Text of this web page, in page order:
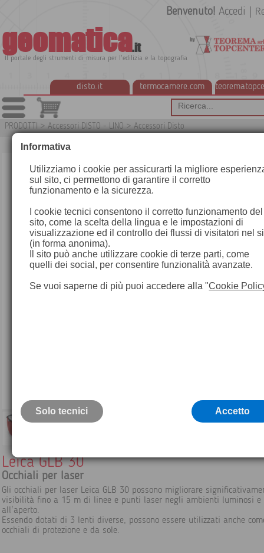
geomatica.it
Il portale degli strumenti di misura per l'edilizia e la topografia
disto.it termocamere.com
Benvenuto! Accedi
PRODOTTI > Accessori DISTO - LINO > Accessori Disto
Leica GLB 30
Occhiali per laser
Gli occhiali per laser Leica GLB 30 possono migliorare
visibilità fino a 15 m di linee e punti laser negli ambienti luminosi e
all'aperto.
Essendo dotati di 3 lenti diverse, possono essere utilizzati anche
occhiali di protezione e da sole.
Informativa
Utilizziamo i cookie per assicurarti la migliore
sul sito, ci permettono di garantire il corretto
funzionamento e la sicurezza.
I cookie tecnici consentono il corretto funzionamento del
sito, come la scelta della lingua e le impostazioni di
visualizzazione ed il controllo dei flussi di visitatori nel
(in forma anonima).
Il sito può anche utilizzare cookie di terze parti, come
quelli dei social, per consentire funzionalità avanzate.
Se vuoi saperne di più puoi accedere alla "Cookie
Solo tecnici Accetto